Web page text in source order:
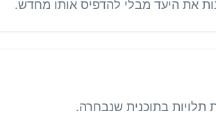
תלויות בתוכנית שנבחרה.